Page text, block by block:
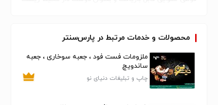
پارس دلتا پاک تنها دارانده پروانه ساخت از وزارت بهداشت در
لطفا جهت استعلام قیمت انواع قوطی مقوایی تماس بگیرید
محصولات و خدمات مرتبط در پارس‌سنتر
ملزومات فست فود ، جعبه سوخاری ، جعبه
ساندویچ
چاپ و تبلیغات دنیای نو